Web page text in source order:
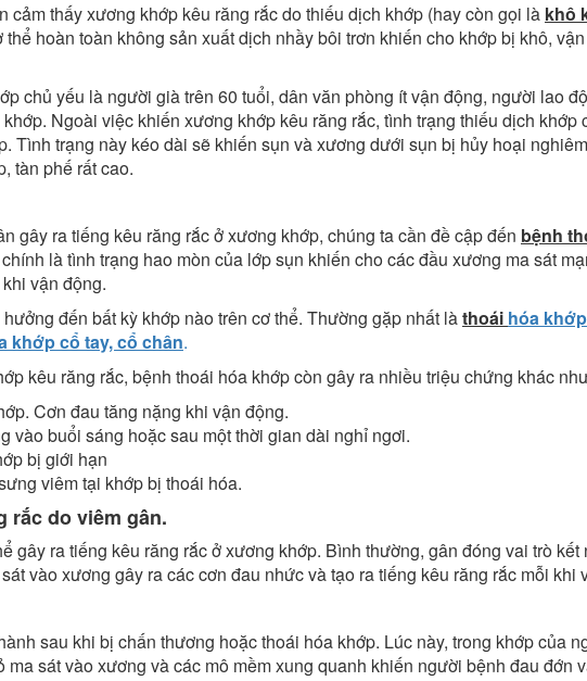
cảm thấy xương khớp kêu răng rắc do thiếu dịch khớp (hay còn gọi là khô
thể hoàn toàn không sản xuất dịch nhầy bôi trơn khiến cho khớp bị khô,
chủ yếu là người già trên 60 tuổi, dân văn phòng ít vận động, người lao
Ngoài việc khiến xương khớp kêu răng rắc, tình trạng thiếu dịch khớp
Tình trạng này kéo dài sẽ khiến sụn và xương dưới sụn bị hủy hoại
tàn phế rất cao.
gây ra tiếng kêu răng rắc ở xương khớp, chúng ta cần đề cập đến bệnh
là tình trạng hao mòn của lớp sụn khiến cho các đầu xương ma sát
vận động.
đến bất kỳ khớp nào trên cơ thể. Thường gặp nhất làthoái hóa
khớp cổ tay, cổ chân.
kêu răng rắc, bệnh thoái hóa khớp còn gây ra nhiều triệu chứng khác
Cơn đau tăng nặng khi vận động.
vào buổi sáng hoặc sau một thời gian dài nghỉ ngơi.
bị giới hạn
viêm tại khớp bị thoái hóa.
rắc do viêm gân.
gây ra tiếng kêu răng rắc ở xương khớp. Bình thường, gân đóng vai trò
vào xương gây ra các cơn đau nhức và tạo ra tiếng kêu răng rắc mỗi khi
sau khi bị chấn thương hoặc thoái hóa khớp. Lúc này, trong khớp của
ma sát vào xương và các mô mềm xung quanh khiến người bệnh đau đớn